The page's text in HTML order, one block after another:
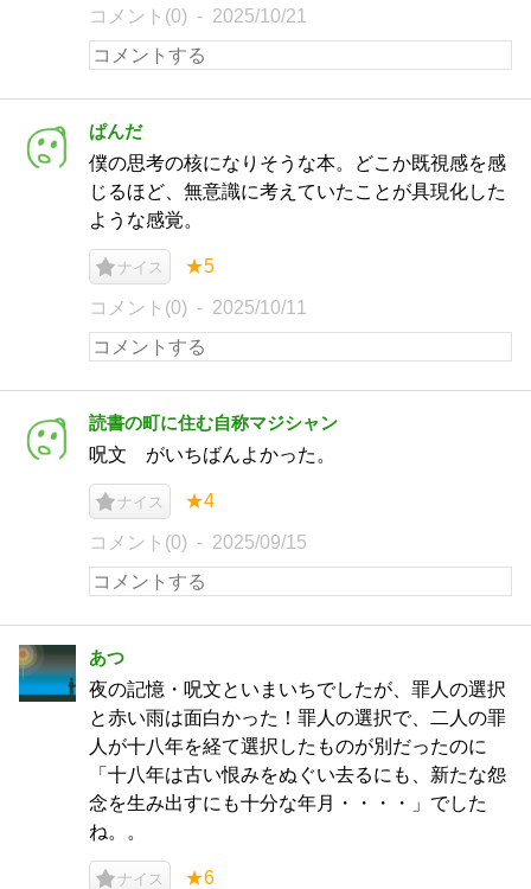
コメント(0) 2025/10/21
ぱんだ
僕の思考の核になりそうな本。どこか既視感を感
じるほど、無意識に考えていたことが具現化した
ような感覚。
ナイス ★5
コメント(0) 2025/10/11
読書の町に住む自称マジシャン
呪文 がいちばんよかった。
ナイス ★4
コメント(0) 2025/09/15
あつ
夜の記憶・呪文といまいちでしたが、罪人の選択
と赤い雨は面白かった！罪人の選択で、二人の罪
人が十八年を経て選択したものが別だったのに
「十八年は古い恨みをぬぐい去るにも、新たな怨
念を生み出すにも十分な年月・・・・」でした
ね。。
ナイス ★6